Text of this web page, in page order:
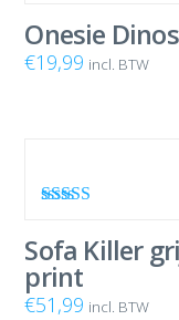
uit 5
Onesie
€19,99 incl. BTW
5.00
uit 5
Sofa Killer
print
€51,99 incl. BTW